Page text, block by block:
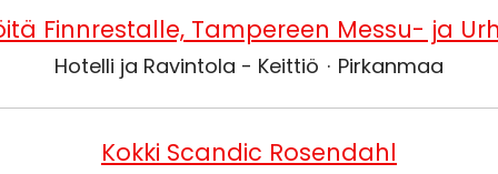
Finnrestalle, Tampereen Messu- ja
Hotelli ja Ravintola - Keittiö · Pirkanmaa
Kokki Scandic Rosendahl